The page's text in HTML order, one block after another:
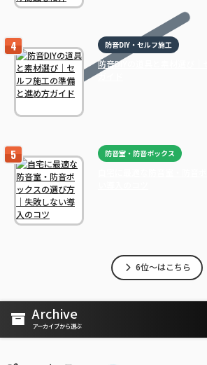
防音DIY・セルフ施工
防音DIYの道具と素材選び｜
ガイド
防音室・防音ボックス
6位～はこちら
Archive
アーカイブから選ぶ